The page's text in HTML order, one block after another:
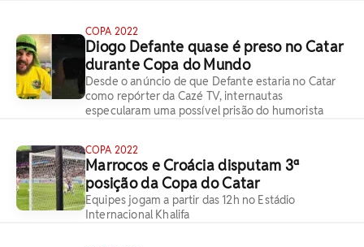
COPA 2022
Diogo Defante quase é preso no Catar
durante Copa do Mundo
Desde o anúncio de que Defante estaria no Catar
como repórter da Cazé TV, internautas
especularam uma possível prisão do humorista
COPA 2022
Marrocos e Croácia disputam 3ª
posição da Copa do Catar
Equipes jogam a partir das 12h no Estádio
Internacional Khalifa